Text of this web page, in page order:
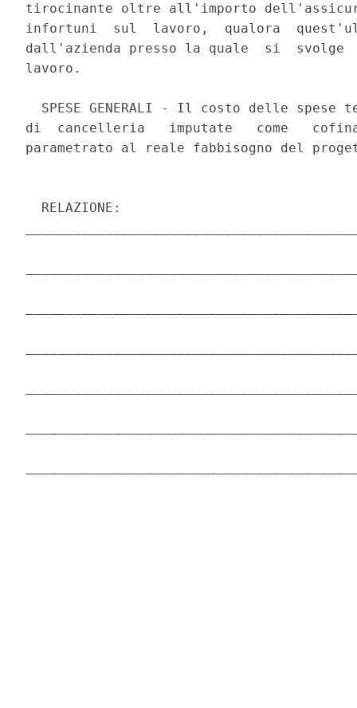
tirocinante oltre all'importo
infortuni  sul  lavoro,  qualora
dall'azienda presso la quale  si
lavoro.
SPESE GENERALI - Il costo delle spese
di  cancelleria   imputate   come
parametrato al reale fabbisogno del
  RELAZIONE: